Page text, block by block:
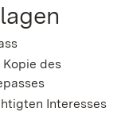
des
Interesses